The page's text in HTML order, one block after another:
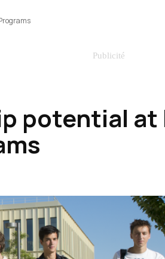
potential at